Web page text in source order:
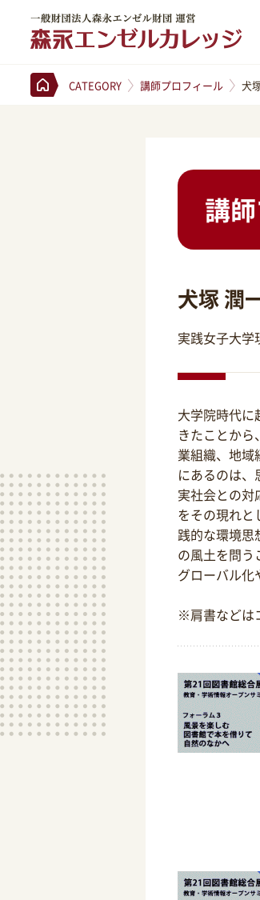
CATEGORY 講師プロフィール 犬
講
犬塚 潤
実践女子大学
大学院時代に
きたことか
業組織、地域
にあるのは
実社会との対
をその現れと
践的な環境思
の風土を問う
グローバル化
※肩書などは